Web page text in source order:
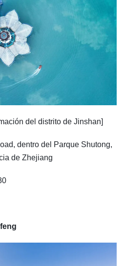
del distrito de Jinshan]
dentro del Parque Shutong,
de Zhejiang